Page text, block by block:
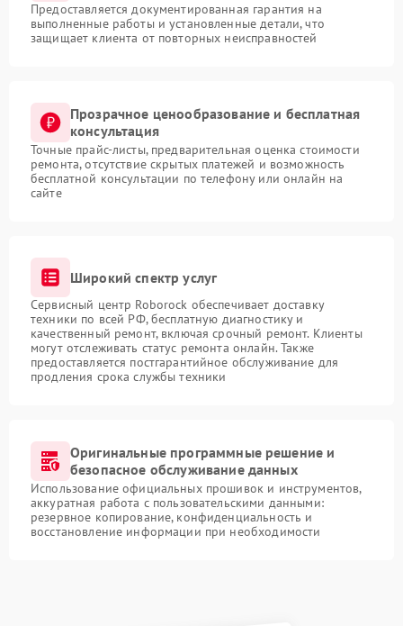
Предоставляется документированная гарантия на
выполненные работы и установленные детали, что
защищает клиента от повторных неисправностей
Прозрачное ценообразование и бесплатная
консультация
Точные прайс-листы, предварительная оценка стоимости
ремонта, отсутствие скрытых платежей и возможность
бесплатной консультации по телефону или онлайн на
сайте
Широкий спектр услуг
Сервисный центр Roborock обеспечивает доставку
техники по всей РФ, бесплатную диагностику и
качественный ремонт, включая срочный ремонт. Клиенты
могут отслеживать статус ремонта онлайн. Также
предоставляется постгарантийное обслуживание для
продления срока службы техники
Оригинальные программные решение и
безопасное обслуживание данных
Использование официальных прошивок и инструментов,
аккуратная работа с пользовательскими данными:
резервное копирование, конфиденциальность и
восстановление информации при необходимости